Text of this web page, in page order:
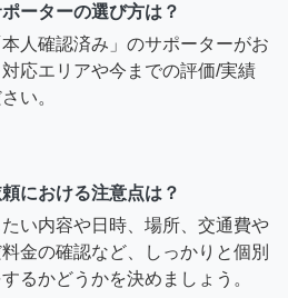
ーターの選び方は？
人確認済み」のサポーターがお
応エリアや今までの評価/実績
い。
における注意点は？
い内容や日時、場所、交通費や
金の確認など、しっかりと個別
るかどうかを決めましょう。